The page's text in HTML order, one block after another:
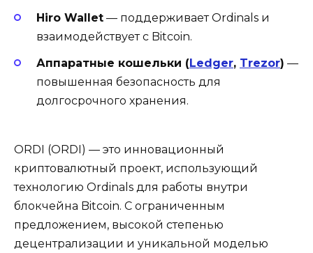
Hiro Wallet — поддерживает Ordinals и
взаимодействует с Bitcoin.
Аппаратные кошельки (Ledger, Trezor) —
повышенная безопасность для
долгосрочного хранения.
ORDI (ORDI) — это инновационный
криптовалютный проект, использующий
технологию Ordinals для работы внутри
блокчейна Bitcoin. С ограниченным
предложением, высокой степенью
децентрализации и уникальной моделью